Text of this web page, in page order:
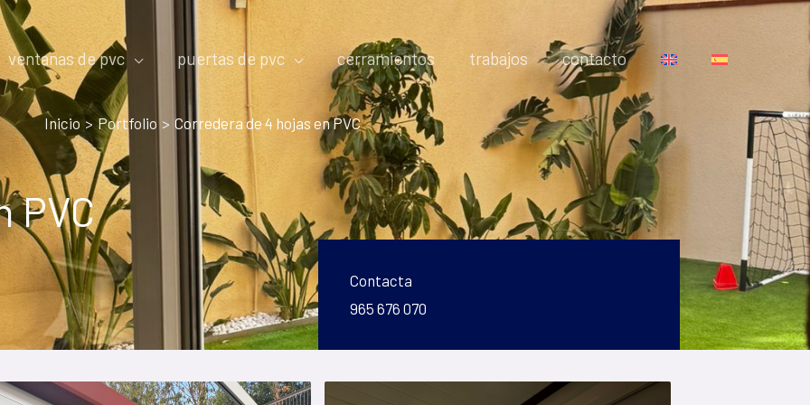
ventanas de pvc puertas de pvc cerramientos trabajos contacto
Inicio Portfolio Corredera de 4 hojas en PVC
PVC
Contacta
965 676 070